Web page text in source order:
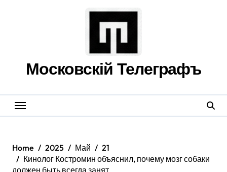
Московскій Телеграфъ
Home 2025 Май
21
Кинолог Костромин объяснил, почему мозг собаки
должен быть всегда занят